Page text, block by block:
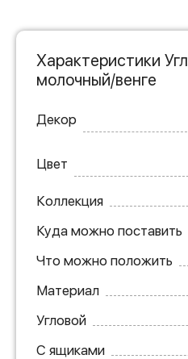
Характеристики
молочный/венге
Декор
Цвет
Коллекция
Куда можно поставить
Что можно положить
Материал
Угловой
С ящиками